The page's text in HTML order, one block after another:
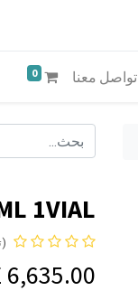
تواصل معنا 0
1VIAL
6,635.00